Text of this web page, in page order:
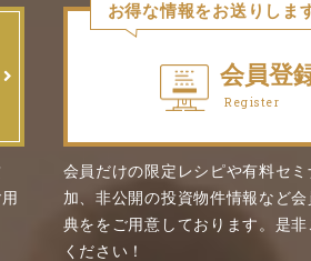
お得な情報をお送りしま
会員登
Register
会員だけの限定レシピや有料セ
加、非公開の投資物件情報など
典ををご用意しております。是
ください！